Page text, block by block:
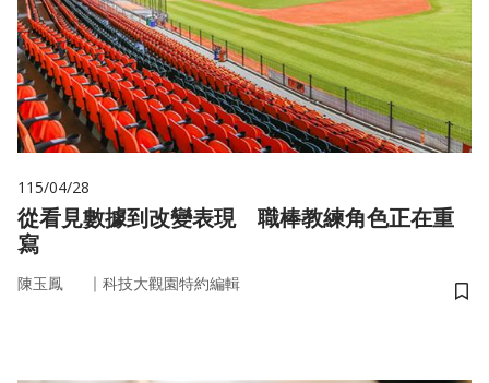
115/04/28
從看見數據到改變表現 職棒教練角色正在重
寫
陳玉鳳 ｜ 科技大觀園特約編輯
儲